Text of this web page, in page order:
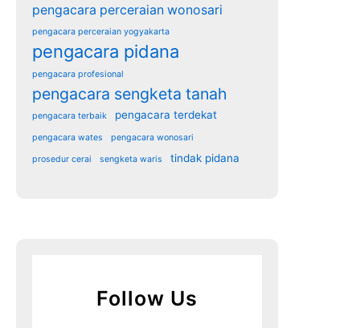
pengacara perceraian wonosari
pengacara perceraian yogyakarta
pengacara pidana
pengacara profesional
pengacara sengketa tanah
pengacara terbaik pengacara terdekat
pengacara wates pengacara wonosari
prosedur cerai sengketa waris tindak pidana
Follow Us